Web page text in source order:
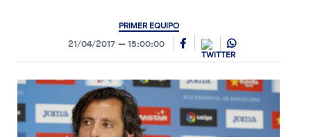
PRIMER EQUIPO
21/04/2017 15:00:00